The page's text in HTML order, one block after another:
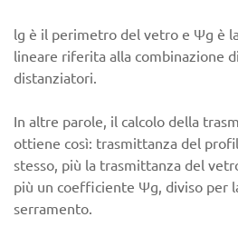
lg è il perimetro del vetro e Ψg è
lineare riferita alla combinazione
distanziatori.
In altre parole, il calcolo della
ottiene così: trasmittanza del
stesso, più la trasmittanza del
più un coefficiente Ψg, diviso per
serramento.